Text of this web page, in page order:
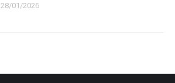
28/01/2026